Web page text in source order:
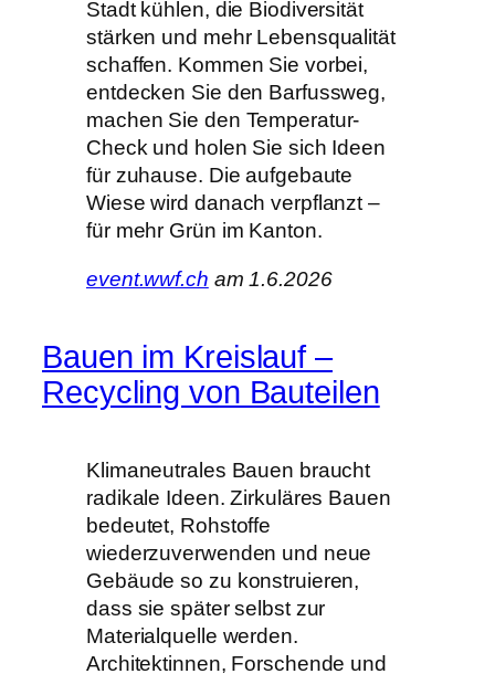
Stadt kühlen, die Biodiversität
stärken und mehr Lebensqualität
schaffen. Kommen Sie vorbei,
entdecken Sie den Barfussweg,
machen Sie den Temperatur-
Check und holen Sie sich Ideen
für zuhause. Die aufgebaute
Wiese wird danach verpflanzt –
für mehr Grün im Kanton.
event.wwf.ch am 1.6.2026
Bauen im Kreislauf –
Recycling von Bauteilen
Klimaneutrales Bauen braucht
radikale Ideen. Zirkuläres Bauen
bedeutet, Rohstoffe
wiederzuverwenden und neue
Gebäude so zu konstruieren,
dass sie später selbst zur
Materialquelle werden.
Architektinnen, Forschende und